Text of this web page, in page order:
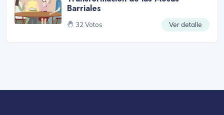
Barriales
32 Votos Ver detalle